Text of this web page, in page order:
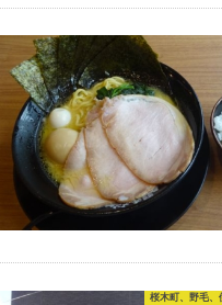
桜木町、野毛、